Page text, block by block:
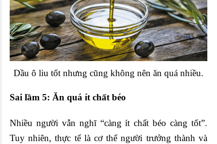
Dầu ô liu tốt nhưng cũng không nên ăn quá nhiều.
Sai lầm 5: Ăn quá ít chất béo
Nhiều người vẫn nghĩ “càng ít chất béo càng tốt”.
Tuy nhiên, thực tế là cơ thể người trưởng thành và